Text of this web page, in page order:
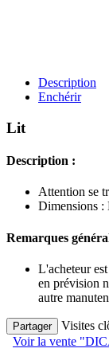
Description
Enchérir
Lit
Description :
Attention se
Dimensions
Remarques
L'acheteur
en prévision
autre
Partager Visites
Voir la vente